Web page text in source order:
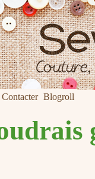
Blogroll